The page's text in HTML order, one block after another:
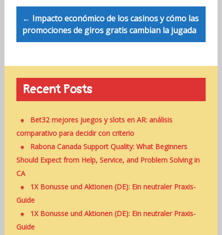
← Impacto económico de los casinos y cómo las
promociones de giros gratis cambian la jugada
Recent Posts
Bet32 mejores juegos y slots en AR: análisis
comparativo para decidir con criterio
Rabona Canada Support Quality: What Beginners
Should Expect from Help, Service, and Problem Solving in
CA
1X Bonusse und Aktionen (DE): Ein neutraler Praxis-
Guide
1X Bonusse und Aktionen (DE): Ein neutraler Praxis-
Guide